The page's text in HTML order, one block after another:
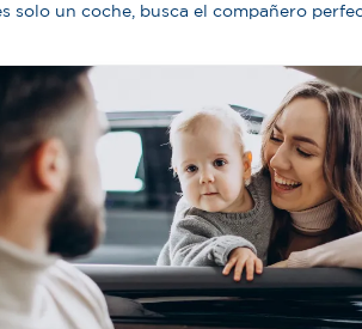
solo un coche, busca el compañero